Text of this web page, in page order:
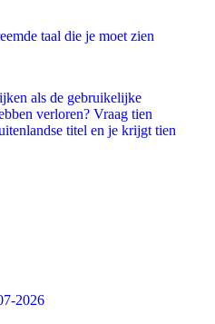
taal die je moet zien
als de gebruikelijke
verloren? Vraag tien
titel en je krijgt tien
2026